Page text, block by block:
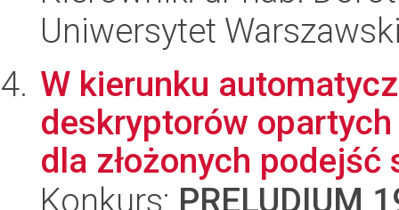
Uniwersytet
W kierunku
deskryptorów
dla złożonych podejść
Konkurs: PRELUDIUM